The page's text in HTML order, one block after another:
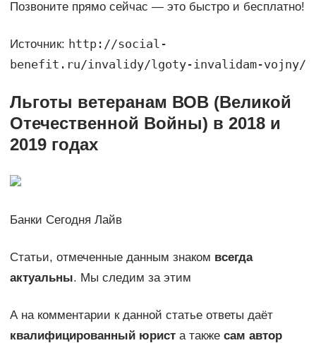
Позвоните прямо сейчас — это быстро и бесплатно!
Источник: http://social-
benefit.ru/invalidy/lgoty-invalidam-vojny/
Льготы ветеранам ВОВ (Великой
Отечественной Войны) в 2018 и
2019 годах
Банки Сегодня Лайв
Статьи, отмеченные данным знаком всегда
актуальны. Мы следим за этим
А на комментарии к данной статье ответы даёт
квалифицированный юриста также сам автор